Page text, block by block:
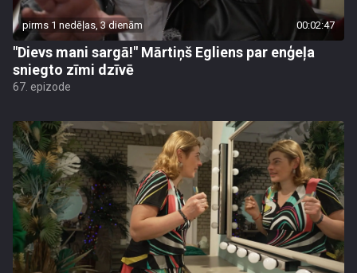
pirms 1 nedēļas, 3 dienām 00:02:47
"Dievs mani sargā!" Mārtiņš Egliens par enģeļa
sniegto zīmi dzīvē
67. epizode